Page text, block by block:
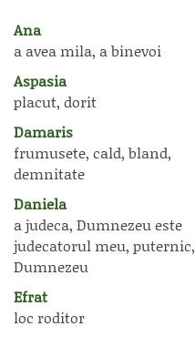
Ana
a avea mila, a binevoi
Aspasia
placut, dorit
Damaris
frumusete, cald, bland,
demnitate
Daniela
a judeca, Dumnezeu este
judecatorul meu, puternic,
Dumnezeu
Efrat
loc roditor